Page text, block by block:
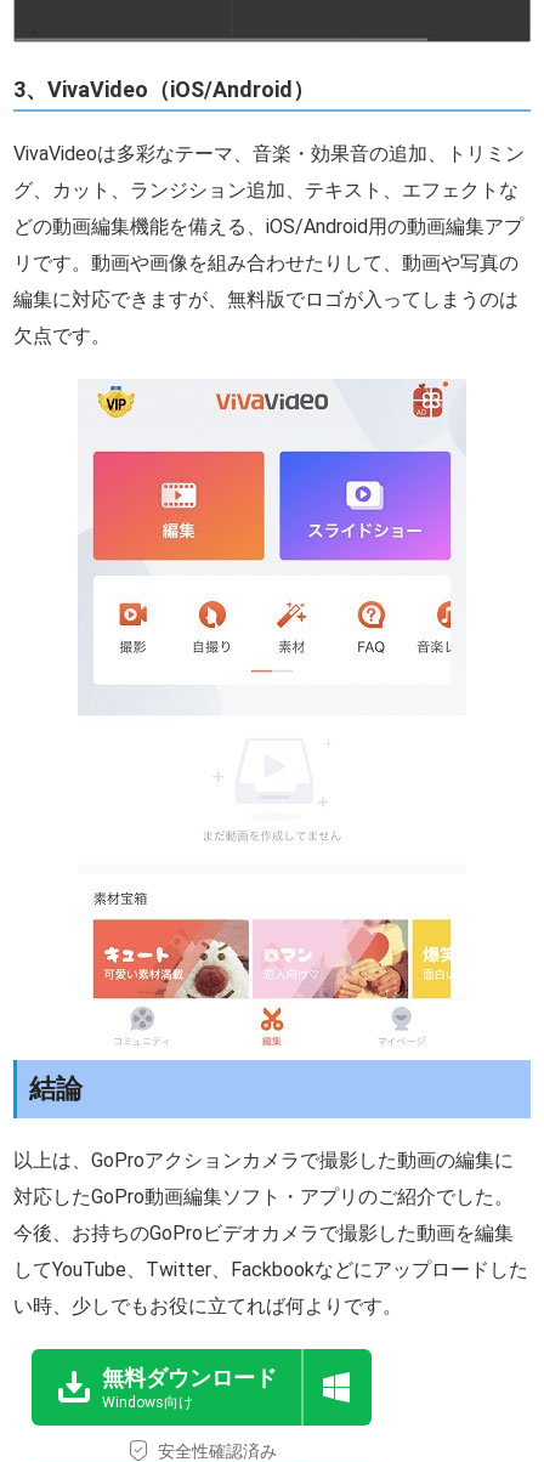
3、VivaVideo（iOS/Android）
VivaVideoは多彩なテーマ、音楽・効果音の追加、トリミン
グ、カット、ランジション追加、テキスト、エフェクトな
どの動画編集機能を備える、iOS/Android用の動画編集アプ
リです。動画や画像を組み合わせたりして、動画や写真の
編集に対応できますが、無料版でロゴが入ってしまうのは
欠点です。
結論
以上は、GoProアクションカメラで撮影した動画の編集に
対応したGoPro動画編集ソフト・アプリのご紹介でした。
今後、お持ちのGoProビデオカメラで撮影した動画を編集
してYouTube、Twitter、Fackbookなどにアップロードした
い時、少しでもお役に立てれば何よりです。
無料ダウンロード
Windows向け
安全性確認済み